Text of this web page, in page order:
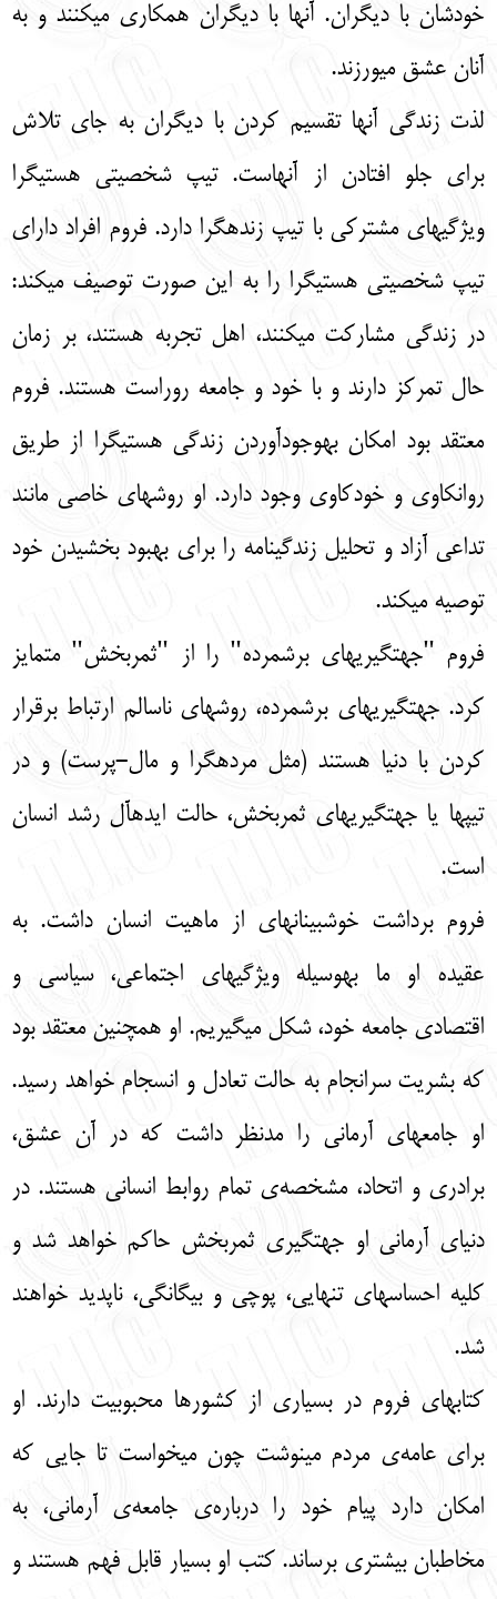
خودشان با دیگران. آنها با دیگران همکاری میکنند و به
آنان عشق میورزند.
لذت زندگی آنها تقسیم کردن با دیگران به جای تلاش
برای جلو افتادن از آنهاست. تیپ شخصیتی هستیگرا
ویژگیهای مشترکی با تیپ زندهگرا دارد. فروم افراد دارای
تیپ شخصیتی هستیگرا را به این صورت توصیف میکند:
در زندگی مشارکت میکنند، اهل تجربه هستند، بر زمان
حال تمرکز دارند و با خود و جامعه روراست هستند. فروم
معتقد بود امکان بهوجودآوردن زندگی هستیگرا از طریق
روانکاوی و خودکاوی وجود دارد. او روشهای خاصی مانند
تداعی آزاد و تحلیل زندگینامه را برای بهبود بخشیدن خود
توصیه میکند.
فروم "جهتگیریهای برشمرده" را از "ثمربخش" متمایز
کرد. جهتگیریهای برشمرده، روشهای ناسالم ارتباط برقرار
کردن با دنیا هستند (مثل مردهگرا و مال-پرست) و در
تیپها یا جهتگیریهای ثمربخش، حالت ایدهآل رشد انسان
است.
فروم برداشت خوشبینانهای از ماهیت انسان داشت. به
عقیده او ما بهوسیله ویژگیهای اجتماعی، سیاسی و
اقتصادی جامعه خود، شکل میگیریم. او همچنین معتقد بود
که بشریت سرانجام به حالت تعادل و انسجام خواهد رسید.
او جامعهای آرمانی را مدنظر داشت که در آن عشق،
برادری و اتحاد، مشخصه‌ی تمام روابط انسانی هستند. در
دنیای آرمانی او جهتگیری ثمربخش حاکم خواهد شد و
کلیه احساسهای تنهایی، پوچی و بیگانگی، ناپدید خواهند
شد.
کتابهای فروم در بسیاری از کشورها محبوبیت دارند. او
برای عامه‌ی مردم مینوشت چون میخواست تا جایی که
امکان دارد پیام خود را درباره‌ی جامعه‌ی آرمانی، به
مخاطبان بیشتری برساند. کتب او بسیار قابل فهم هستند و